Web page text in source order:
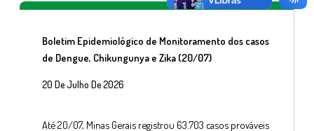
Boletim Epidemiológico de Monitoramento dos casos
de Dengue, Chikungunya e Zika (20/07)
20 De Julho De 2026
Até 20/07, Minas Gerais registrou 63.703 casos prováveis